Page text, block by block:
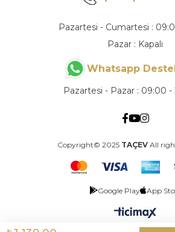
Pazartesi - Cumartesi :
Pazar : Kapalı
Whatsapp
Pazartesi - Pazar : 09:00 -
Copyright© 2025 TAÇEV All
Google Play App